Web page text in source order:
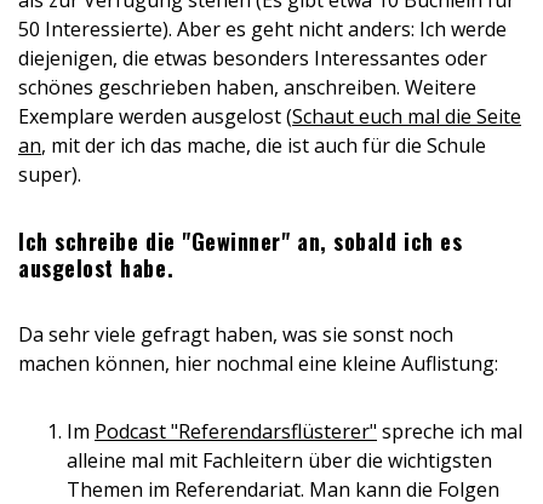
50 Interessierte). Aber es geht nicht anders: Ich werde
diejenigen, die etwas besonders Interessantes oder
schönes geschrieben haben, anschreiben. Weitere
Exemplare werden ausgelost (Schaut euch mal die Seite
an, mit der ich das mache, die ist auch für die Schule
super).
Ich schreibe die "Gewinner" an, sobald ich es
ausgelost habe.
Da sehr viele gefragt haben, was sie sonst noch
machen können, hier nochmal eine kleine Auflistung:
Im Podcast "Referendarsflüsterer" spreche ich mal
alleine mal mit Fachleitern über die wichtigsten
Themen im Referendariat. Man kann die Folgen